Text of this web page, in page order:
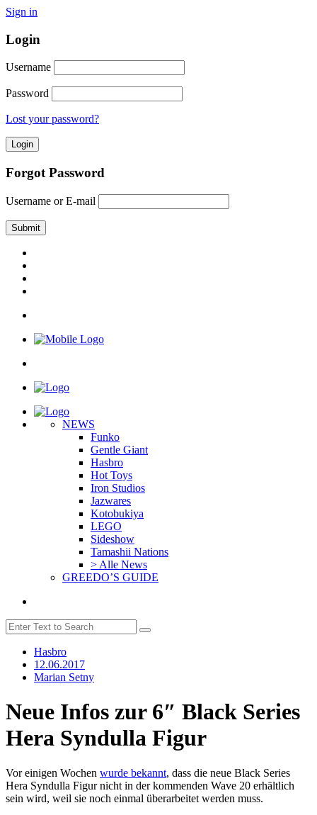
Sign in
Login
Username
Password
Lost your password?
Forgot Password
Username or E-mail
NEWS
Funko
Gentle Giant
Hasbro
Hot Toys
Iron Studios
Jazwares
Kotobukiya
LEGO
Sideshow
Tamashii Nations
> Alle News
GREEDO’S GUIDE
Hasbro
12.06.2017
Marian Setny
Neue Infos zur 6″ Black Series
Hera Syndulla Figur
Vor einigen Wochen wurde bekannt, dass die neue Black Series
Hera Syndulla Figur nicht in der kommenden Wave 20 erhältlich
sein wird, weil sie noch einmal überarbeitet werden muss.